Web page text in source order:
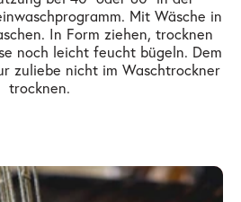
Mit Wäsche in
In Form ziehen, trocknen
noch leicht feucht bügeln. Dem
zuliebe nicht im Waschtrockner
trocknen.